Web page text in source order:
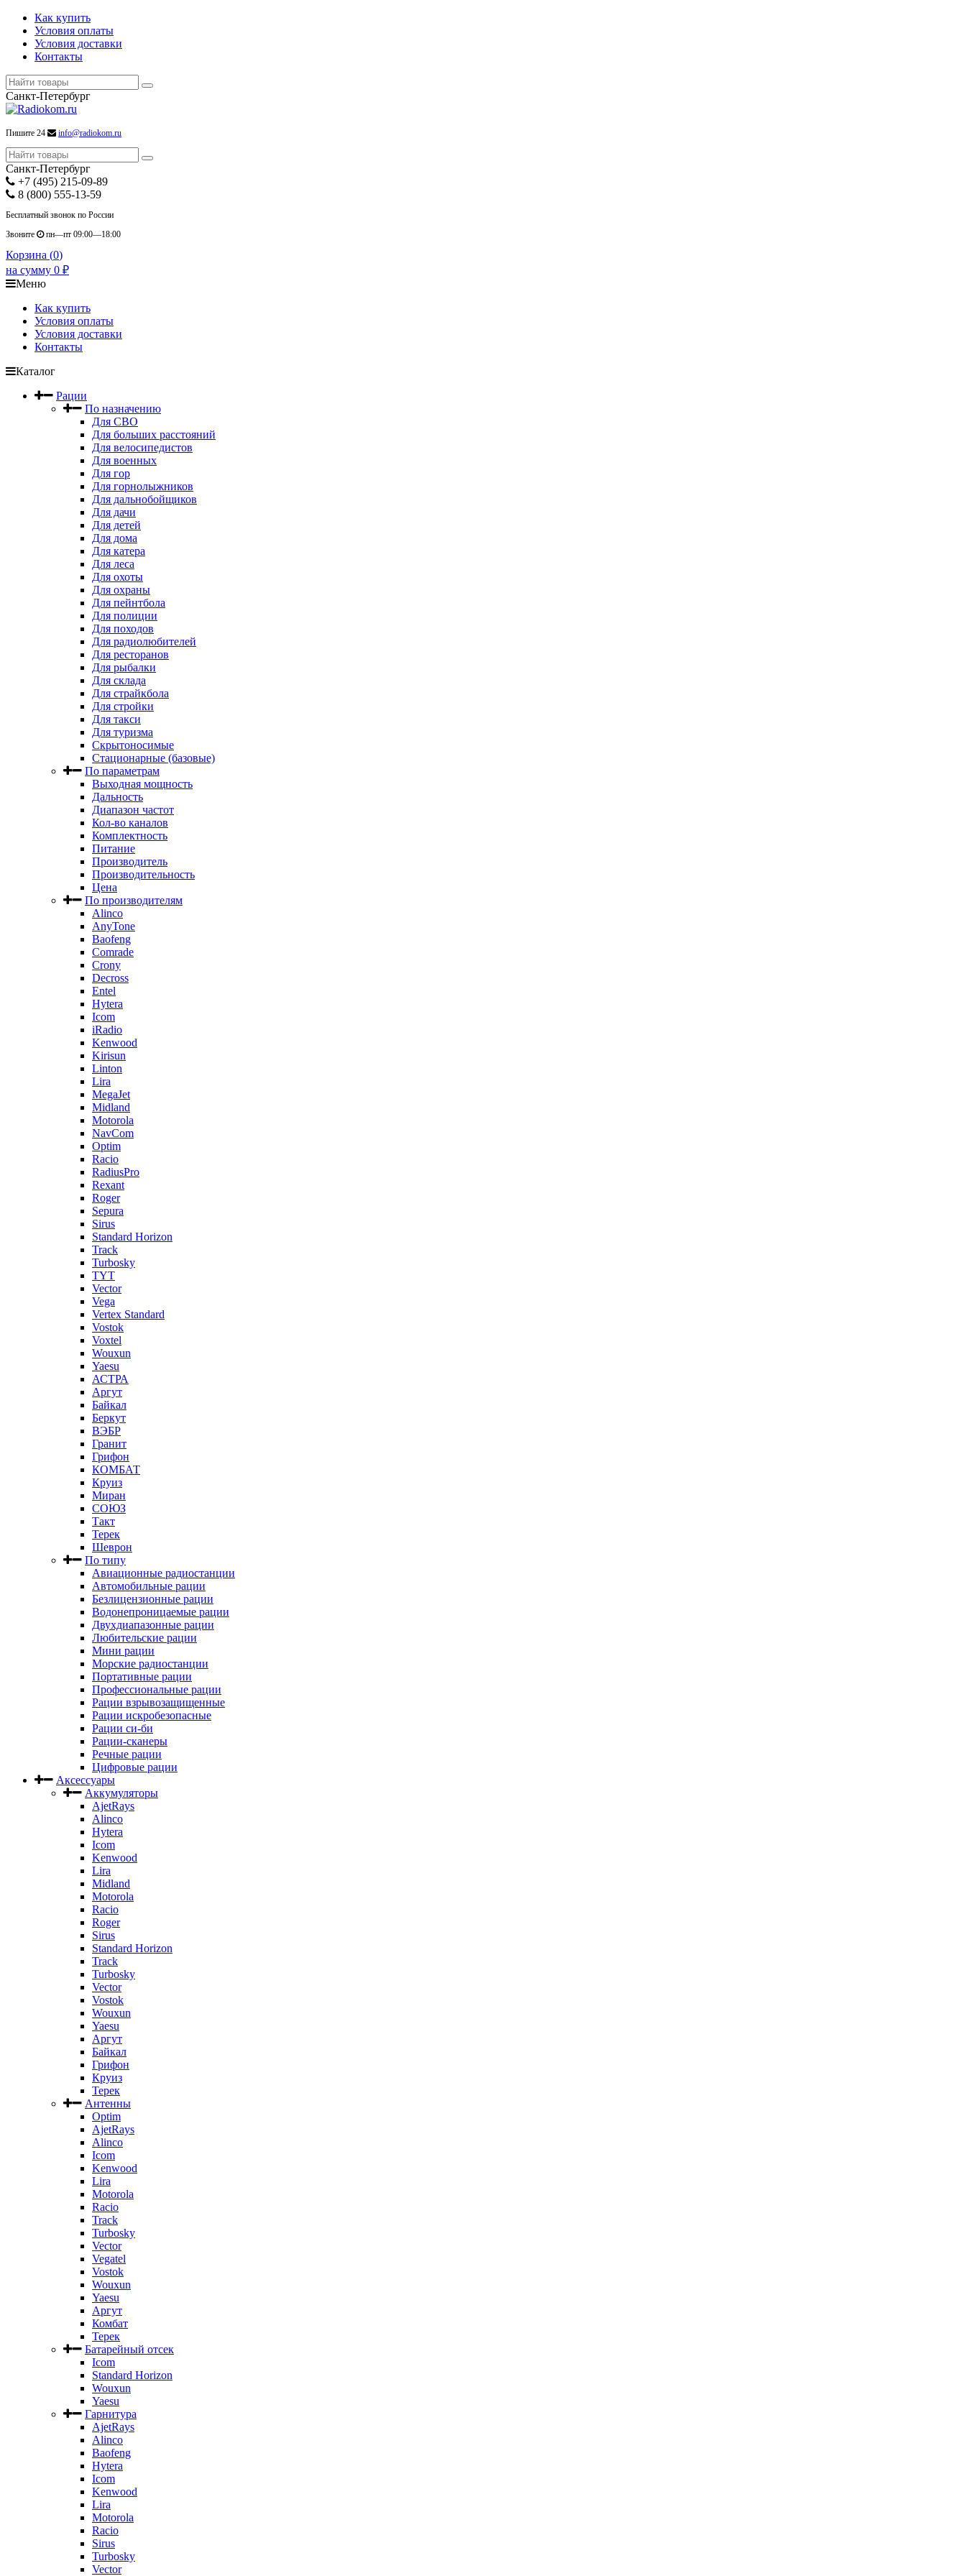
Как купить
Условия оплаты
Условия доставки
Контакты
Санкт-Петербург
Пишите 24 info@radiokom.ru
Санкт-Петербург
+7 (495) 215-09-89
8 (800) 555-13-59
Бесплатный звонок по России
Звоните
пн—пт 09:00—18:00
Корзина (0)
на сумму 0 ₽
Меню
Как купить
Условия оплаты
Условия доставки
Контакты
Каталог
Рации
По назначению
Для СВО
Для больших расстояний
Для велосипедистов
Для военных
Для гор
Для горнолыжников
Для дальнобойщиков
Для дачи
Для детей
Для дома
Для катера
Для леса
Для охоты
Для охраны
Для пейнтбола
Для полиции
Для походов
Для радиолюбителей
Для ресторанов
Для рыбалки
Для склада
Для страйкбола
Для стройки
Для такси
Для туризма
Скрытоносимые
Стационарные (базовые)
По параметрам
Выходная мощность
Дальность
Диапазон частот
Кол-во каналов
Комплектность
Питание
Производитель
Производительность
Цена
По производителям
Alinco
AnyTone
Baofeng
Comrade
Crony
Decross
Entel
Hytera
Icom
iRadio
Kenwood
Kirisun
Linton
Lira
MegaJet
Midland
Motorola
NavCom
Optim
Racio
RadiusPro
Rexant
Roger
Sepura
Sirus
Standard Horizon
Track
Turbosky
TYT
Vector
Vega
Vertex Standard
Vostok
Voxtel
Wouxun
Yaesu
АСТРА
Аргут
Байкал
Беркут
ВЭБР
Гранит
Грифон
КОМБАТ
Круиз
Миран
СОЮЗ
Такт
Терек
Шеврон
По типу
Авиационные радиостанции
Автомобильные рации
Безлицензионные рации
Водонепроницаемые рации
Двухдиапазонные рации
Любительские рации
Мини рации
Морские радиостанции
Портативные рации
Профессиональные рации
Рации взрывозащищенные
Рации искробезопасные
Рации си-би
Рации-сканеры
Речные рации
Цифровые рации
Аксессуары
Аккумуляторы
AjetRays
Alinco
Hytera
Icom
Kenwood
Lira
Midland
Motorola
Racio
Roger
Sirus
Standard Horizon
Track
Turbosky
Vector
Vostok
Wouxun
Yaesu
Аргут
Байкал
Грифон
Круиз
Терек
Антенны
Optim
AjetRays
Alinco
Icom
Kenwood
Lira
Motorola
Racio
Track
Turbosky
Vector
Vegatel
Vostok
Wouxun
Yaesu
Аргут
Комбат
Терек
Батарейный отсек
Icom
Standard Horizon
Wouxun
Yaesu
Гарнитура
AjetRays
Alinco
Baofeng
Hytera
Icom
Kenwood
Lira
Motorola
Racio
Sirus
Turbosky
Vector